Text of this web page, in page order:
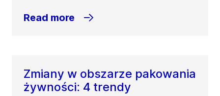
Read more
Zmiany w obszarze pakowania
żywności: 4 trendy